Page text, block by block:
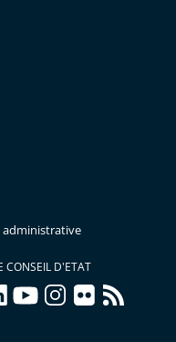
administrative
CONSEIL D'ETAT
youtubeinstagram
flickr rss